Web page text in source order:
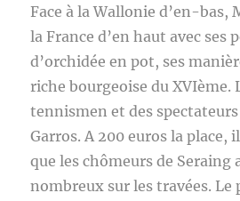
Face à la Wallonie d’en-bas,
la France d’en haut avec ses
d’orchidée en pot, ses
riche bourgeoise du XVIème.
tennismen et des
Garros. A 200 euros la place,
que les chômeurs de Seraing
nombreux sur les travées. Le